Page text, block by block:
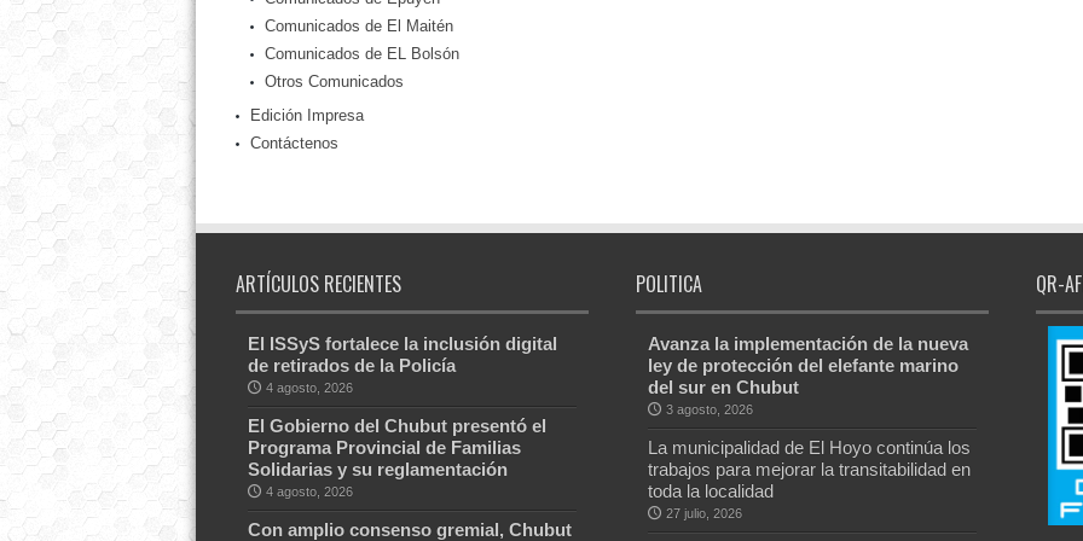
Comunicados de El Maitén
Comunicados de EL Bolsón
Otros Comunicados
Edición Impresa
Contáctenos
ARTÍCULOS RECIENTES
El ISSyS fortalece la inclusión digital
de retirados de la Policía
4 agosto, 2026
El Gobierno del Chubut presentó el
Programa Provincial de Familias
Solidarias y su reglamentación
4 agosto, 2026
Con amplio consenso gremial, Chubut
POLITICA
Avanza la implementación de la nueva
ley de protección del elefante marino
del sur en Chubut
3 agosto, 2026
La municipalidad de El Hoyo continúa los
trabajos para mejorar la transitabilidad en
toda la localidad
27 julio, 2026
QR-